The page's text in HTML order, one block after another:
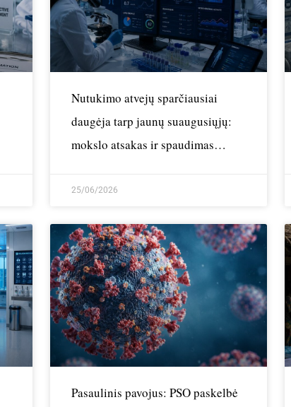
Nutukimo atvejų sparčiausiai
daugėja tarp jaunų suaugusiųjų:
mokslo atsakas ir spaudimas
25/06/2026
Pasaulinis pavojus: PSO paskelbė